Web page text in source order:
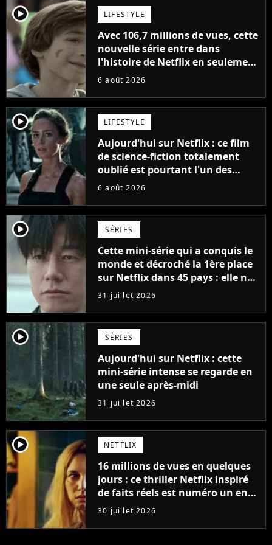
player2 LIFESTYLE
Avec 106,7 millions de vues, cette
nouvelle série entre dans
l'histoire de Netflix en seulement
48 jours
6 août 2026
player2 LIFESTYLE
Aujourd'hui sur Netflix : ce film
de science-fiction totalement
oublié est pourtant l'un des
meilleurs des années 2010
6 août 2026
player2 SÉRIES
Cette mini-série qui a conquis le
monde et décroché la 1ère place
sur Netflix dans 45 pays : elle ne
compte que 10 épisodes et c'est
un phénomène mondial
31 juillet 2026
player2 SÉRIES
Aujourd'hui sur Netflix : cette
mini-série intense se regarde en
une seule après-midi
31 juillet 2026
player2 NETFLIX
16 millions de vues en quelques
jours : ce thriller Netflix inspiré
de faits réels est numéro un en
France
30 juillet 2026